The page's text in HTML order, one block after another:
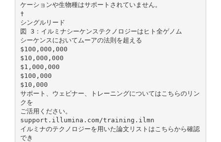
ケーションや生物種はサポートされていません。
†
シングルリード
図 3：イルミナシーケンステクノロジーはヒト全ゲノム
シーケンスにおいてムーアの法則を超える
$100,000,000
$10,000,000
$1,000,000
$100,000
$10,000
サポート、ウェビナー、トレーニングについてはこちらのリン
クを
ご活用ください。
support.illumina.com/training.ilmn
イルミナのテクノロジーを用いた論文リストはこちらから確認
でき